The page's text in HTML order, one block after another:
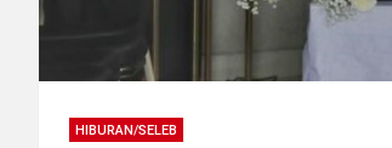
HIBURAN/SELEB